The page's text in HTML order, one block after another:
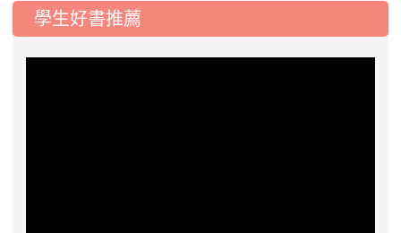
學生好書推薦